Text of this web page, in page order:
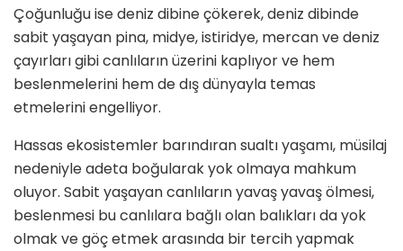
Çoğunluğu ise deniz dibine çökerek, deniz dibinde
sabit yaşayan pina, midye, istiridye, mercan ve deniz
çayırları gibi canlıların üzerini kaplıyor ve hem
beslenmelerini hem de dış dünyayla temas
etmelerini engelliyor.
Hassas ekosistemler barındıran sualtı yaşamı, müsilaj
nedeniyle adeta boğularak yok olmaya mahkum
oluyor. Sabit yaşayan canlıların yavaş yavaş ölmesi,
beslenmesi bu canlılara bağlı olan balıkları da yok
olmak ve göç etmek arasında bir tercih yapmak